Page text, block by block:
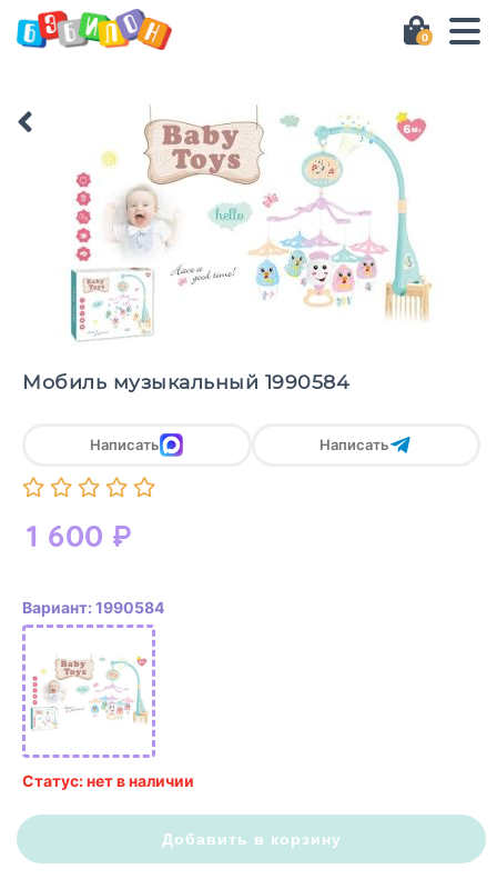
0
Мобиль музыкальный 1990584
1 600 ₽
Написать Написать
Вариант: 1990584
Статус: нет в наличии
Добавить в корзину